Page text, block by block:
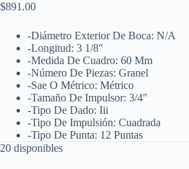
$891.00
-Diámetro Exterior De Boca: N/A
-Longitud: 3 1/8″
-Medida De Cuadro: 60 Mm
-Número De Piezas: Granel
-Sae O Métrico: Métrico
-Tamaño De Impulsor: 3/4″
-Tipo De Dado: Iii
-Tipo De Impulsión: Cuadrada
-Tipo De Punta: 12 Puntas
20 disponibles